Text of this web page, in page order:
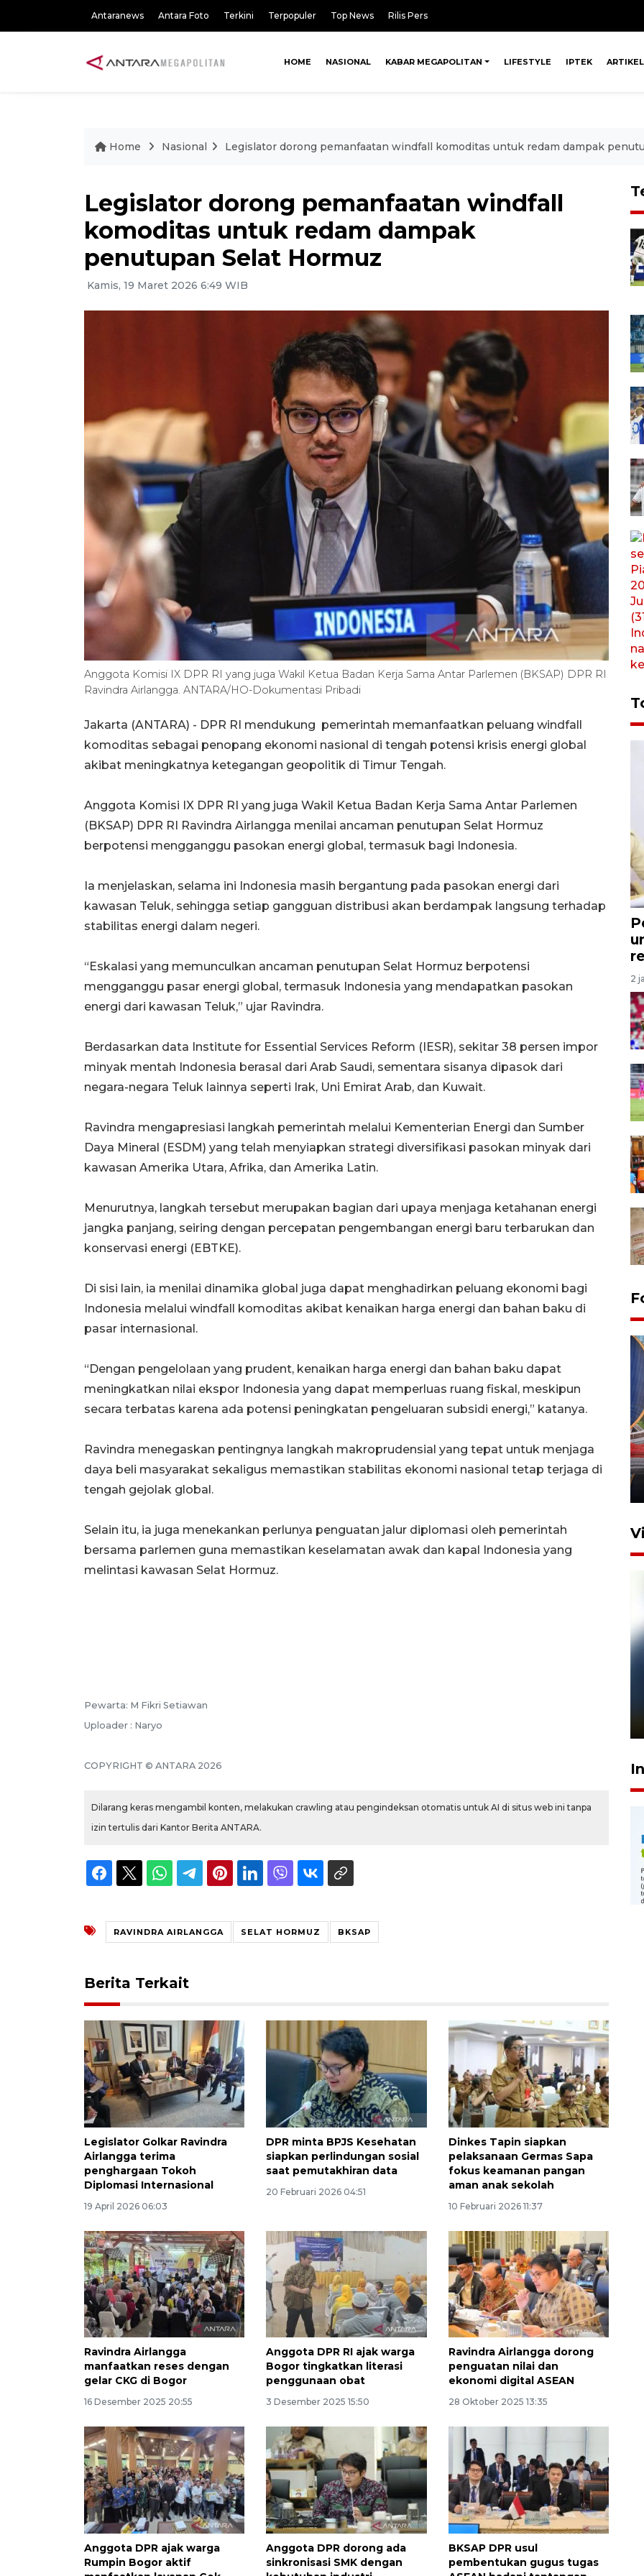
Antaranews Antara Foto Terkini Terpopuler Top News Rilis Pers
HOME NASIONAL KABAR MEGAPOLITAN LIFESTYLE IPTEK ARTIKEL
Home Nasional Legislator dorong pemanfaatan windfall komoditas untuk redam dampak
Legislator dorong pemanfaatan windfall
komoditas untuk redam dampak
penutupan Selat Hormuz
Kamis, 19 Maret 2026 6:49 WIB
Anggota Komisi IX DPR RI yang juga Wakil Ketua Badan Kerja Sama Antar Parlemen (BKSAP) DPR RI
Ravindra Airlangga. ANTARA/HO-Dokumentasi Pribadi
Jakarta (ANTARA) - DPR RI mendukung pemerintah memanfaatkan peluang windfall
komoditas sebagai penopang ekonomi nasional di tengah potensi krisis energi global
akibat meningkatnya ketegangan geopolitik di Timur Tengah.
Anggota Komisi IX DPR RI yang juga Wakil Ketua Badan Kerja Sama Antar Parlemen
(BKSAP) DPR RI Ravindra Airlangga menilai ancaman penutupan Selat Hormuz
berpotensi mengganggu pasokan energi global, termasuk bagi Indonesia.
Ia menjelaskan, selama ini Indonesia masih bergantung pada pasokan energi dari
kawasan Teluk, sehingga setiap gangguan distribusi akan berdampak langsung terhadap
stabilitas energi dalam negeri.
“Eskalasi yang memunculkan ancaman penutupan Selat Hormuz berpotensi
mengganggu pasar energi global, termasuk Indonesia yang mendapatkan pasokan
energi dari kawasan Teluk,” ujar Ravindra.
Berdasarkan data Institute for Essential Services Reform (IESR), sekitar 38 persen impor
minyak mentah Indonesia berasal dari Arab Saudi, sementara sisanya dipasok dari
negara-negara Teluk lainnya seperti Irak, Uni Emirat Arab, dan Kuwait.
Ravindra mengapresiasi langkah pemerintah melalui Kementerian Energi dan Sumber
Daya Mineral (ESDM) yang telah menyiapkan strategi diversifikasi pasokan minyak dari
kawasan Amerika Utara, Afrika, dan Amerika Latin.
Menurutnya, langkah tersebut merupakan bagian dari upaya menjaga ketahanan energi
jangka panjang, seiring dengan percepatan pengembangan energi baru terbarukan dan
konservasi energi (EBTKE).
Di sisi lain, ia menilai dinamika global juga dapat menghadirkan peluang ekonomi bagi
Indonesia melalui windfall komoditas akibat kenaikan harga energi dan bahan baku di
pasar internasional.
“Dengan pengelolaan yang prudent, kenaikan harga energi dan bahan baku dapat
meningkatkan nilai ekspor Indonesia yang dapat memperluas ruang fiskal, meskipun
secara terbatas karena ada potensi peningkatan pengeluaran subsidi energi,” katanya.
Ravindra menegaskan pentingnya langkah makroprudensial yang tepat untuk menjaga
daya beli masyarakat sekaligus memastikan stabilitas ekonomi nasional tetap terjaga di
tengah gejolak global.
Selain itu, ia juga menekankan perlunya penguatan jalur diplomasi oleh pemerintah
bersama parlemen guna memastikan keselamatan awak dan kapal Indonesia yang
melintasi kawasan Selat Hormuz.
Pewarta: M Fikri Setiawan
Uploader : Naryo
COPYRIGHT © ANTARA 2026
Dilarang keras mengambil konten, melakukan crawling atau pengindeksan otomatis untuk AI di situs web ini tanpa
izin tertulis dari Kantor Berita ANTARA.
RAVINDRA AIRLANGGA SELAT HORMUZ BKSAP
Berita Terkait
Legislator Golkar Ravindra
Airlangga terima
penghargaan Tokoh
Diplomasi Internasional
19 April 2026 06:03
DPR minta BPJS Kesehatan
siapkan perlindungan sosial
saat pemutakhiran data
20 Februari 2026 04:51
Dinkes Tapin siapkan
pelaksanaan Germas Sapa
fokus keamanan pangan
aman anak sekolah
10 Februari 2026 11:37
Ravindra Airlangga
manfaatkan reses dengan
gelar CKG di Bogor
16 Desember 2025 20:55
Anggota DPR RI ajak warga
Bogor tingkatkan literasi
penggunaan obat
3 Desember 2025 15:50
Ravindra Airlangga dorong
penguatan nilai dan
ekonomi digital ASEAN
28 Oktober 2025 13:35
Anggota DPR ajak warga
Rumpin Bogor aktif
Anggota DPR dorong ada
sinkronisasi SMK dengan
BKSAP DPR usul
pembentukan gugus tugas
2
perlintasan sebidang di
Stasiun Bogor
Memberantas kejahatan
jalanan Jakarta
2026-08-05 18:00:00